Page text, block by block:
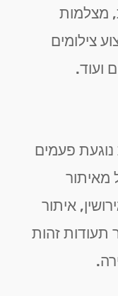
מצלמות
צילומים
ועוד.
פעמים
מאיתור
איתור
תעודות זהות